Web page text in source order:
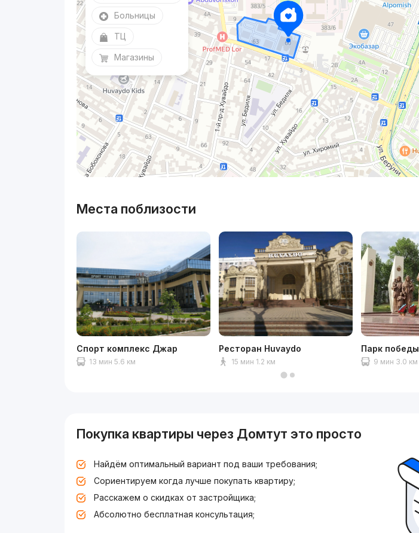
Больницы
ТЦ
Магазины
Места поблизости
Спорт комплекс Джар
13 мин 5.6 км
Ресторан Huvaydo
15 мин 1.2 км
Парк победы
9 мин 3.0 км
Покупка квартиры через Домтут это просто
Найдём оптимальный вариант под ваши требования;
Сориентируем когда лучше покупать квартиру;
Расскажем о скидках от застройщика;
Абсолютно бесплатная консультация;